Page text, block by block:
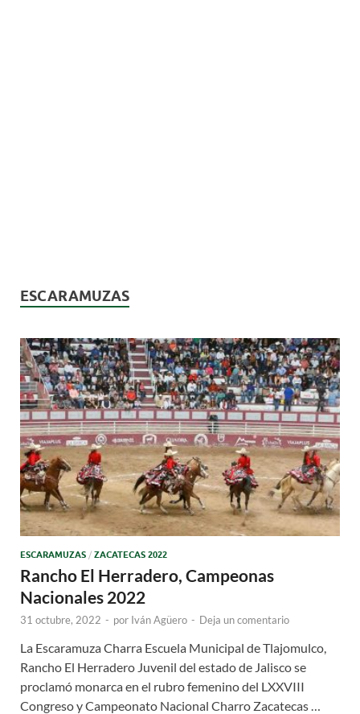
ESCARAMUZAS
ESCARAMUZAS / ZACATECAS 2022
Rancho El Herradero, Campeonas
Nacionales 2022
31 octubre, 2022 - por Iván Agüero - Deja un comentario
La Escaramuza Charra Escuela Municipal de Tlajomulco,
Rancho El Herradero Juvenil del estado de Jalisco se
proclamó monarca en el rubro femenino del LXXVIII
Congreso y Campeonato Nacional Charro Zacatecas …